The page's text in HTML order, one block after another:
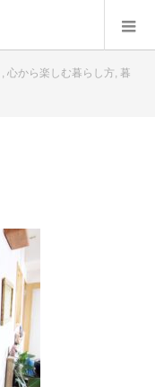
, 心から楽しむ暮らし方, 暮